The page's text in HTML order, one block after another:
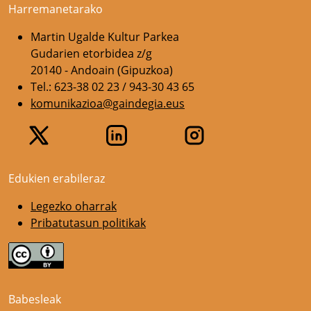
Harremanetarako
Martin Ugalde Kultur Parkea
Gudarien etorbidea z/g
20140 - Andoain (Gipuzkoa)
Tel.: 623-38 02 23 / 943-30 43 65
komunikazioa@gaindegia.eus
Edukien erabileraz
Legezko oharrak
Pribatutasun politikak
Babesleak